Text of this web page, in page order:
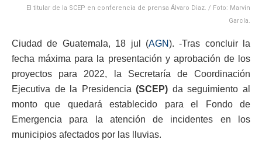
El titular de la SCEP en conferencia de prensa Álvaro Diaz. / Foto: Marvin
García.
Ciudad de Guatemala, 18 jul (AGN). -Tras concluir la
fecha máxima para la presentación y aprobación de los
proyectos para 2022, la Secretaría de Coordinación
Ejecutiva de la Presidencia(SCEP) da seguimiento al
monto que quedará establecido para el Fondo de
Emergencia para la atención de incidentes en los
municipios afectados por las lluvias.